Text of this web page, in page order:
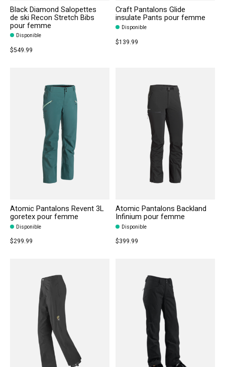
Black Diamond Salopettes
de ski Recon Stretch Bibs
pour femme
Disponible
$549.99
Craft Pantalons Glide
insulate Pants pour femme
Disponible
$139.99
Atomic Pantalons Revent 3L
goretex pour femme
Disponible
$299.99
Atomic Pantalons Backland
Infinium pour femme
Disponible
$399.99